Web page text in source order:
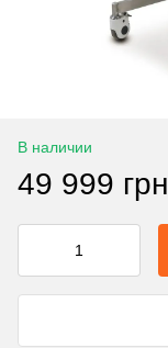
В наличии
49 999 грн